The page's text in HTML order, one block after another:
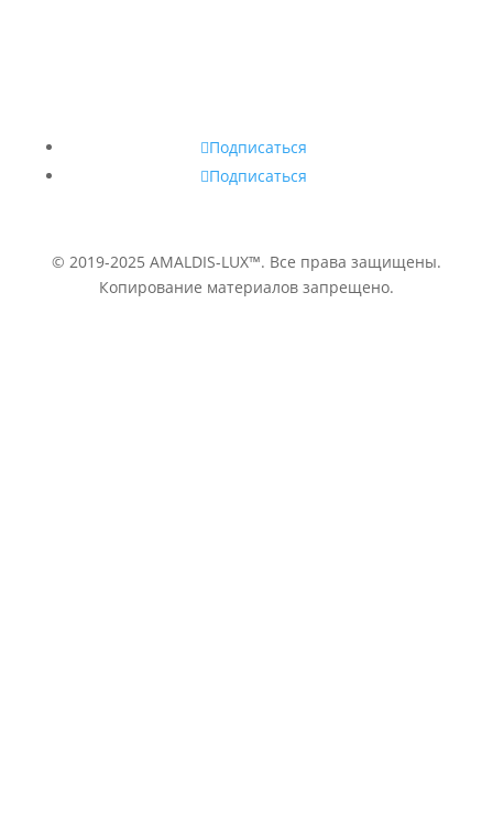
Подписаться
Подписаться
© 2019-2025 AMALDIS-LUX™. Все права защищены.
Копирование материалов запрещено.